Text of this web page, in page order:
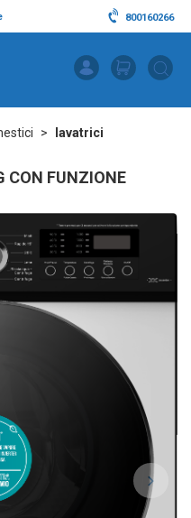
800160266
lavatrici
CON FUNZIONE